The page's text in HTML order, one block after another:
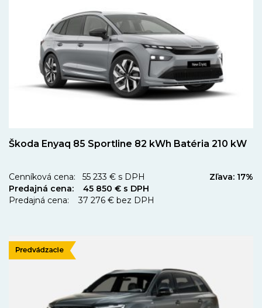
Škoda Enyaq 85 Sportline 82 kWh Batéria 210 kW
Zľava: 17%
Cenníková cena: 55 233 € s DPH
Predajná cena: 45 850 € s DPH
Predajná cena: 37 276 € bez DPH